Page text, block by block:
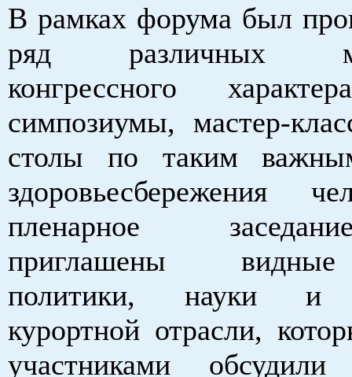
В рамках форума был
ряд различных
конгрессного
симпозиумы, мастер-
столы по таким
здоровьесбережения
пленарное
приглашены
политики, науки и
курортной отрасли,
участниками обсудили